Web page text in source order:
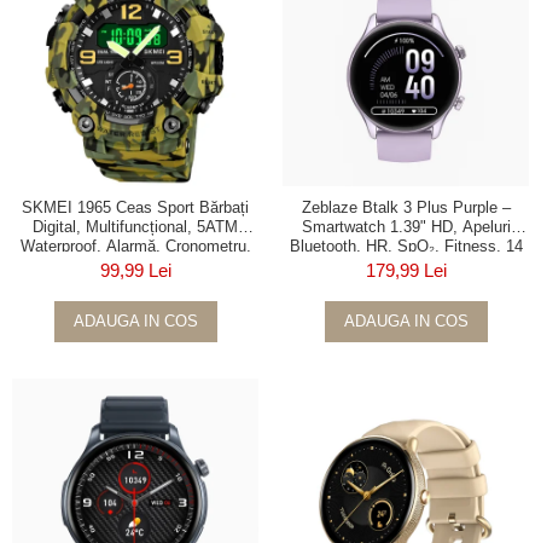
SKMEI 1965 Ceas Sport Bărbați
Digital, Multifuncțional, 5ATM
Waterproof, Alarmă, Cronometru,
Lumină LED, Calendar
99,99 Lei
ADAUGA IN COS
Zeblaze Btalk 3 Plus Purple –
Smartwatch 1.39" HD, Apeluri
Bluetooth, HR, SpO₂, Fitness, 14
Zile
179,99 Lei
ADAUGA IN COS